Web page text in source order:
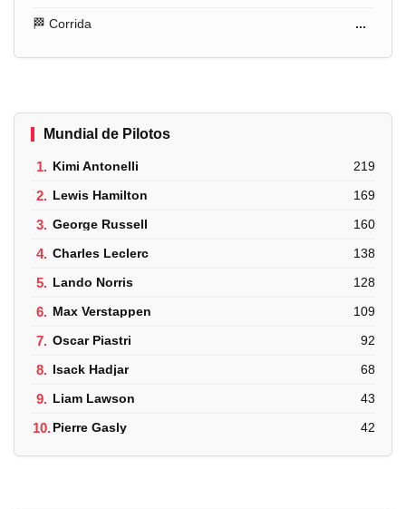
🏁 Corrida ...
Mundial de Pilotos
1. Kimi Antonelli 219
2. Lewis Hamilton 169
3. George Russell 160
4. Charles Leclerc 138
5. Lando Norris 128
6. Max Verstappen 109
7. Oscar Piastri 92
8. Isack Hadjar 68
9. Liam Lawson 43
10.Pierre Gasly 42